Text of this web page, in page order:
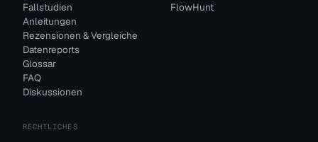
Fallstudien
Anleitungen
Rezensionen & Vergleiche
Datenreports
Glossar
FAQ
Diskussionen
FlowHunt
RECHTLICHES